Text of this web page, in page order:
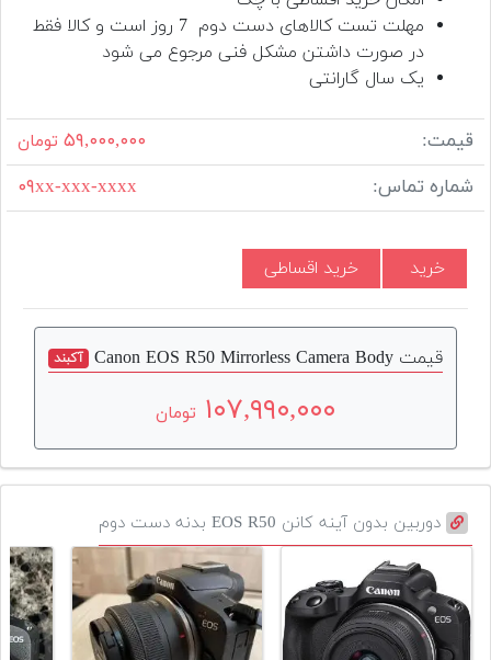
مهلت تست کالاهای دست دوم 7 روز است و کالا فقط
در صورت داشتن مشکل فنی مرجوع می شود
یک سال گارانتی
قیمت: ۵۹,۰۰۰,۰۰۰ تومان
شماره تماس: ۰۹xx-xxx-xxxx
خرید خرید اقساطی
قیمت Canon EOS R50 Mirrorless Camera Body آکبند
۱۰۷,۹۹۰,۰۰۰ تومان
دوربین بدون آینه کانن EOS R50 بدنه دست دوم